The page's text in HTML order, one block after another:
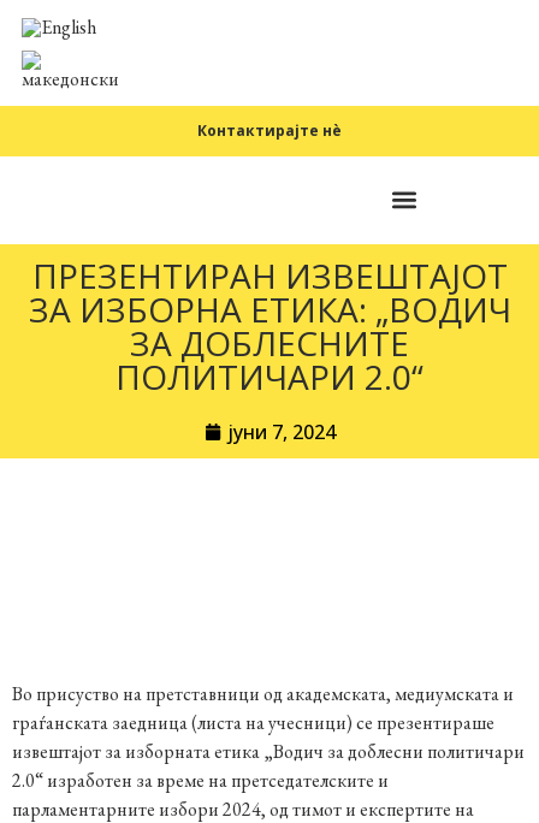
Контактирајте нè
ПРЕЗЕНТИРАН ИЗВЕШТАЈОТ
ЗА ИЗБОРНА ЕТИКА: „ВОДИЧ
ЗА ДОБЛЕСНИТЕ
ПОЛИТИЧАРИ 2.0“
јуни 7, 2024
Во присуство на претставници од академската, медиумската и
граѓанската заедница (листа на учесници)се презентираше
извештајот за изборната етика „Водич за доблесни политичари
2.0“ изработен за време на претседателските и
парламентарните избори 2024, од тимот и експертите на